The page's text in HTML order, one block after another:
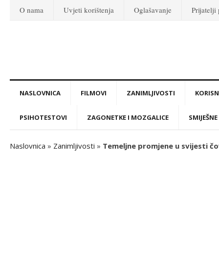
O nama Uvjeti korištenja Oglašavanje Prijatelji
NASLOVNICA FILMOVI ZANIMLJIVOSTI
PSIHOTESTOVI ZAGONETKE I MOZGALICE
Naslovnica » Zanimljivosti » Temeljne promjene u svijesti